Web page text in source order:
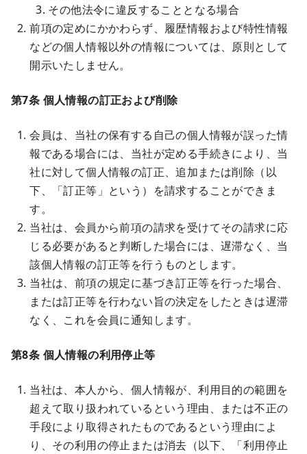
その他法令に違反することとなる場合
前項の定めにかかわらず、履歴情報および特性情報
などの個人情報以外の情報については、原則として
開示いたしません。
第7条 個人情報の訂正および削除
会員は、当社の保有する自己の個人情報が誤った情
報である場合には、当社が定める手続きにより、当
社に対して個人情報の訂正、追加または削除（以
下、「訂正等」という）を請求することができま
す。
当社は、会員から前項の請求を受けてその請求に応
じる必要があると判断した場合には、遅滞なく、当
該個人情報の訂正等を行うものとします。
当社は、前項の規定に基づき訂正等を行った場合、
または訂正等を行わない旨の決定をしたときは遅滞
なく、これを会員に通知します。
第8条 個人情報の利用停止等
当社は、本人から、個人情報が、利用目的の範囲を
超えて取り扱われているという理由、または不正の
手段により取得されたものであるという理由によ
り、その利用の停止または消去（以下、「利用停止